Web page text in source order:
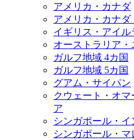
アメリカ・カナダ
アメリカ・カナダ
イギリス・アイル
オーストラリア
ガルフ地域 4カ国
ガルフ地域 5カ国
グアム・サイパン
クウェート・オ
ア
シンガポール・
シンガポール・マ